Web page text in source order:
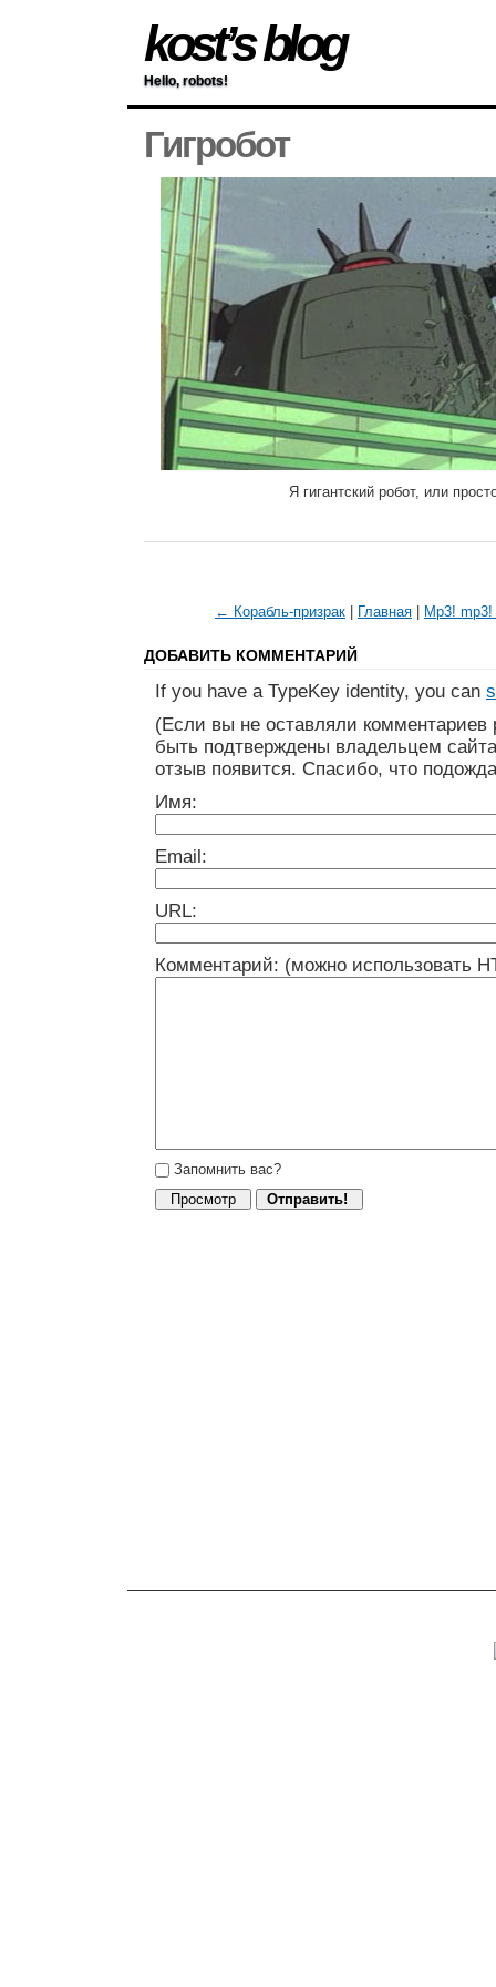
kost’s blog
Hello, robots!
Гигробот
Я гигантский робот, или
← Корабль-призрак Главная Mp3!
ДОБАВИТЬ КОММЕНТАРИЙ
If you have a TypeKey identity, you can
(Если вы не оставляли
быть подтверждены владельцем
отзыв появится. Спасибо, что
Имя:
Email:
URL:
Комментарий: (можно использовать
Запомнить вас?